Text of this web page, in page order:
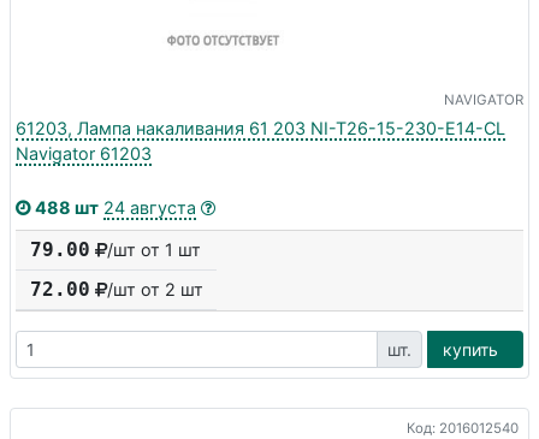
NAVIGATOR
61203, Лампа накаливания 61 203 NI-T26-15-230-E14-CL
Navigator 61203
488 шт 24 августа
79.00 /шт от 1 шт
72.00 /шт от 2 шт
шт. купить
Код: 2016012540